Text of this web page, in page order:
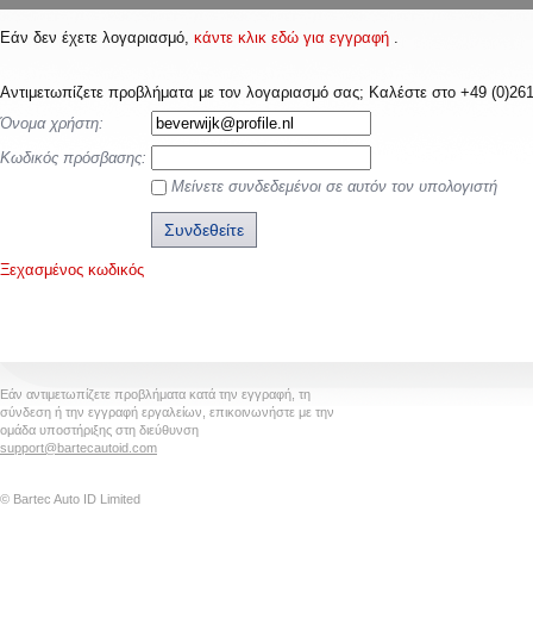
Εάν δεν έχετε λογαριασμό, κάντε κλικ εδώ για εγγραφή .
Αντιμετωπίζετε προβλήματα με τον λογαριασμό σας; Καλέστε στο +49
Όνομα χρήστη:
Κωδικός πρόσβασης:
Μείνετε συνδεδεμένοι σε αυτόν τον υπολογιστή
Ξεχασμένος κωδικός
Εάν αντιμετωπίζετε προβλήματα κατά την εγγραφή, τη
σύνδεση ή την εγγραφή εργαλείων, επικοινωνήστε με την
ομάδα υποστήριξης στη διεύθυνση
support@bartecautoid.com
© Bartec Auto ID Limited